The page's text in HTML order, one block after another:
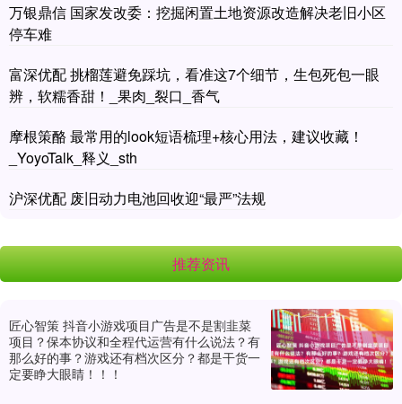
万银鼎信 国家发改委：挖掘闲置土地资源改造解决老旧小区
停车难
富深优配 挑榴莲避免踩坑，看准这7个细节，生包死包一眼
辨，软糯香甜！_果肉_裂口_香气
摩根策酪 最常用的look短语梳理+核心用法，建议收藏！
_YoyoTalk_释义_sth
沪深优配 废旧动力电池回收迎“最严”法规
推荐资讯
匠心智策 抖音小游戏项目广告是不是割韭菜
项目？保本协议和全程代运营有什么说法？有
那么好的事？游戏还有档次区分？都是干货一
定要睁大眼睛！！！